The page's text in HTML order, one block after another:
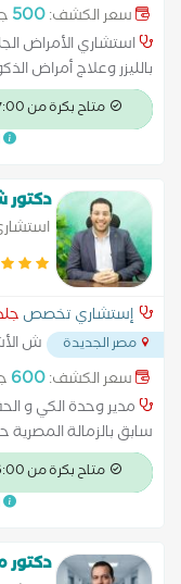
سعر الكشف:500
استشاري الأمراض
بالليزر وعلاج أمراض
متاح بكرة من 7:00 مساءً
دكتور
إستشاري تخصص
مصر الجديدة ش
سعر الكشف:600
مدير وحدة الكي و
سابق بالزمالة المصرية
سنة خبرة بالاجراءات
الكولاجين) خبير في
متاح بكرة من 6:00 مساءً